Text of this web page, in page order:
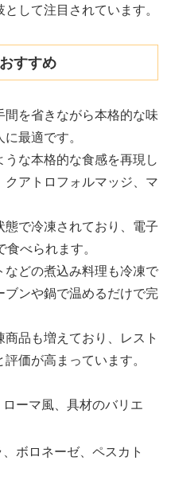
して注目されています。
すすめ
を省きながら本格的な味
最適です。
うな本格的な食感を再現し
アトロフォルマッジ、マ
で冷凍されており、電子
べられます。
などの煮込み料理も冷凍で
ブンや鍋で温めるだけで完
品も増えており、レスト
価が高まっています。
ーマ風、具材のバリエ
ボロネーゼ、ペスカト